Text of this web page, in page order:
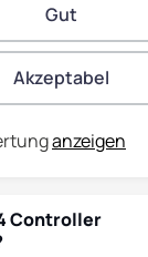
anzeigen
Controller